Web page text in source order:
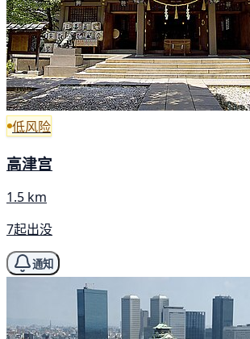
低风险
高津宫
1.5 km
7起出没
通知